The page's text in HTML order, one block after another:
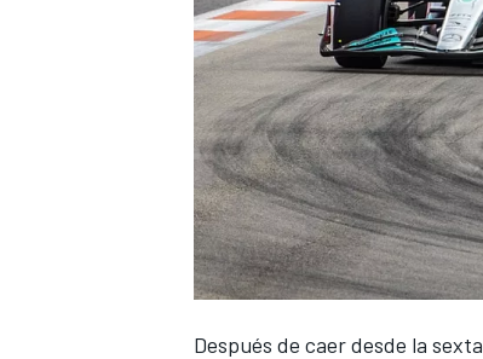
Después de caer desde la